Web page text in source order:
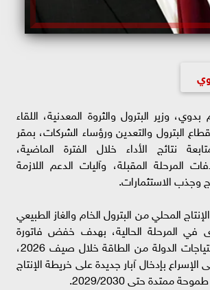
وزير البترول والثروة المعدنية، اللقاء
البترول والتعدين ورؤساء الشركات، بمقر
نتائج الأداء خلال الفترة الماضية،
المرحلة المقبلة، وآليات الدعم اللازمة
وجذب الاستثمارات.
المحلي من البترول الخام والغاز الطبيعي
في المرحلة الحالية، بهدف خفض فاتورة
الاستيراد وتأمين احتياجات الدولة من الطاقة خلال صيف 2026،
بإدخال آبار جديدة على خريطة الإنتاج
حتى 2029/2030.